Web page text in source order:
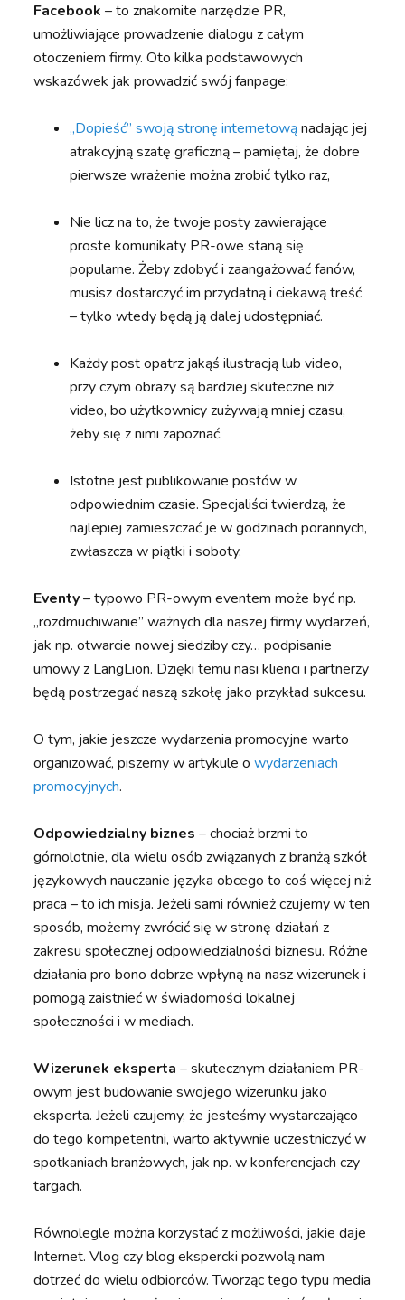
Facebook – to znakomite narzędzie PR,
umożliwiające prowadzenie dialogu z całym
otoczeniem firmy. Oto kilka podstawowych
wskazówek jak prowadzić swój fanpage:
„Dopieść” swoją stronę internetowąnadając jej
atrakcyjną szatę graficzną – pamiętaj, że dobre
pierwsze wrażenie można zrobić tylko raz,
Nie licz na to, że twoje posty zawierające
proste komunikaty PR-owe staną się
popularne. Żeby zdobyć i zaangażować fanów,
musisz dostarczyć im przydatną i ciekawą treść
– tylko wtedy będą ją dalej udostępniać.
Każdy post opatrz jakąś ilustracją lub video,
przy czym obrazy są bardziej skuteczne niż
video, bo użytkownicy zużywają mniej czasu,
żeby się z nimi zapoznać.
Istotne jest publikowanie postów w
odpowiednim czasie. Specjaliści twierdzą, że
najlepiej zamieszczać je w godzinach porannych,
zwłaszcza w piątki i soboty.
Eventy– typowo PR-owym eventem może być np.
„rozdmuchiwanie” ważnych dla naszej firmy wydarzeń,
jak np. otwarcie nowej siedziby czy… podpisanie
umowy z LangLion. Dzięki temu nasi klienci i partnerzy
będą postrzegać naszą szkołę jako przykład sukcesu.
O tym, jakie jeszcze wydarzenia promocyjne warto
organizować, piszemy w artykule owydarzeniach
promocyjnych.
Odpowiedzialny biznes– chociaż brzmi to
górnolotnie, dla wielu osób związanych z branżą szkół
językowych nauczanie języka obcego to coś więcej niż
praca – to ich misja. Jeżeli sami również czujemy w ten
sposób, możemy zwrócić się w stronę działań z
zakresu społecznej odpowiedzialności biznesu. Różne
działania pro bono dobrze wpłyną na nasz wizerunek i
pomogą zaistnieć w świadomości lokalnej
społeczności i w mediach.
Wizerunek eksperta– skutecznym działaniem PR-
owym jest budowanie swojego wizerunku jako
eksperta. Jeżeli czujemy, że jesteśmy wystarczająco
do tego kompetentni, warto aktywnie uczestniczyć w
spotkaniach branżowych, jak np. w konferencjach czy
targach.
Równolegle można korzystać z możliwości, jakie daje
Internet. Vlog czy blog ekspercki pozwolą nam
dotrzeć do wielu odbiorców. Tworząc tego typu media